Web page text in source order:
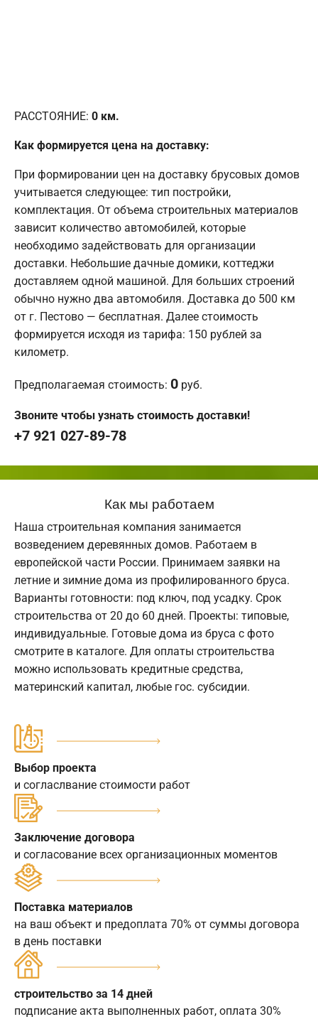
РАССТОЯНИЕ: 0 км.
Как формируется цена на доставку:
При формировании цен на доставку брусовых домов
учитывается следующее: тип постройки,
комплектация. От объема строительных материалов
зависит количество автомобилей, которые
необходимо задействовать для организации
доставки. Небольшие дачные домики, коттеджи
доставляем одной машиной. Для больших строений
обычно нужно два автомобиля. Доставка до 500 км
от г. Пестово — бесплатная. Далее стоимость
формируется исходя из тарифа: 150 рублей за
километр.
Предполагаемая стоимость: 0 руб.
Звоните чтобы узнать стоимость доставки!
+7 921 027-89-78
Как мы работаем
Наша строительная компания занимается
возведением деревянных домов. Работаем в
европейской части России. Принимаем заявки на
летние и зимние дома из профилированного бруса.
Варианты готовности: под ключ, под усадку. Срок
строительства от 20 до 60 дней. Проекты: типовые,
индивидуальные. Готовые дома из бруса с фото
смотрите в каталоге. Для оплаты строительства
можно использовать кредитные средства,
материнский капитал, любые гос. субсидии.
Выбор проекта
и согласлвание стоимости работ
Заключение договора
и согласование всех организационных моментов
Поставка материалов
на ваш объект и предоплата 70% от суммы договора
в день поставки
строительство за 14 дней
подписание акта выполненных работ, оплата 30%